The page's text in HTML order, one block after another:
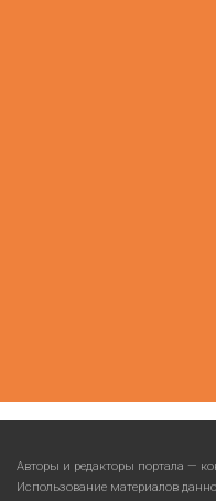
Авторы и редакторы портала —
Использование материалов